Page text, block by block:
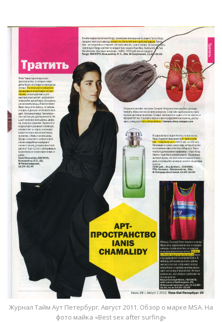
Журнал Тайм Аут Петербург. Август 2011. Обзор о марке MSA. На
фото майка «Best sex after surfing»